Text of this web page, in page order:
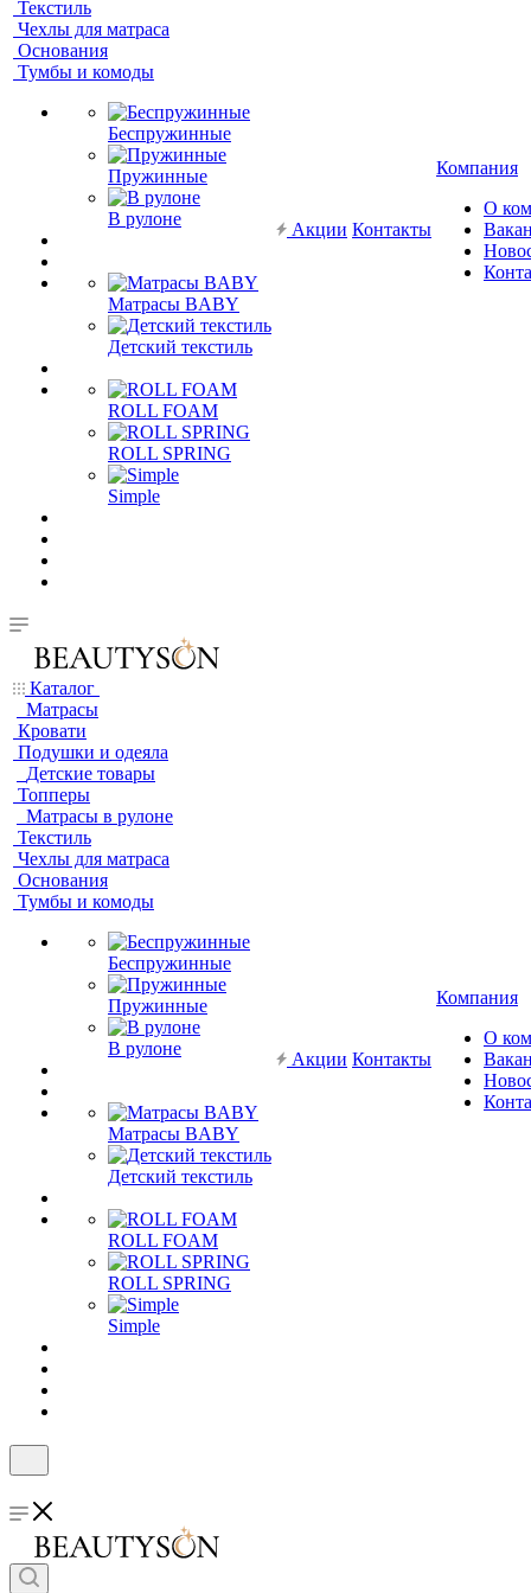
Текстиль
Чехлы для матраса
Основания
Тумбы и комоды
Беспружинные
Пружинные
В рулоне
Матрасы BABY
Детский текстиль
ROLL FOAM
ROLL SPRING
Simple
Акции Контакты
Компания
О
Каталог
Матрасы
Кровати
Подушки и одеяла
Детские товары
Топперы
Матрасы в рулоне
Текстиль
Чехлы для матраса
Основания
Тумбы и комоды
Беспружинные
Пружинные
В рулоне
Матрасы BABY
Детский текстиль
ROLL FOAM
ROLL SPRING
Simple
Акции Контакты
Компания
О